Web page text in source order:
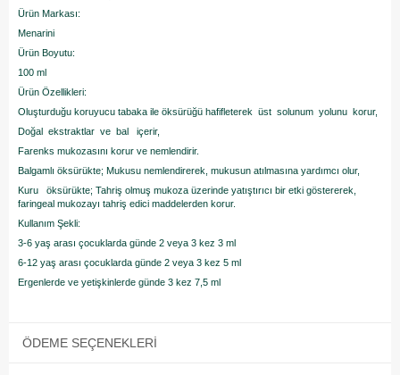
Ürün Markası:
Menarini
Ürün Boyutu:
100 ml
Ürün Özellikleri:
Oluşturduğu koruyucu tabaka ile öksürüğü hafifleterek üst solunum yolunu korur,
Doğal ekstraktlar ve bal içerir,
Farenks mukozasını korur ve nemlendirir.
Balgamlı öksürükte; Mukusu nemlendirerek, mukusun atılmasına yardımcı olur,
Kuru öksürükte; Tahriş olmuş mukoza üzerinde yatıştırıcı bir etki göstererek,
faringeal mukozayı tahriş edici maddelerden korur.
Kullanım Şekli:
3-6 yaş arası çocuklarda günde 2 veya 3 kez 3 ml
6-12 yaş arası çocuklarda günde 2 veya 3 kez 5 ml
Ergenlerde ve yetişkinlerde günde 3 kez 7,5 ml
ÖDEME SEÇENEKLERI